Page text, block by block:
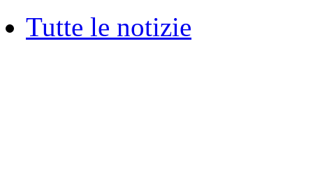
Tutte le notizie